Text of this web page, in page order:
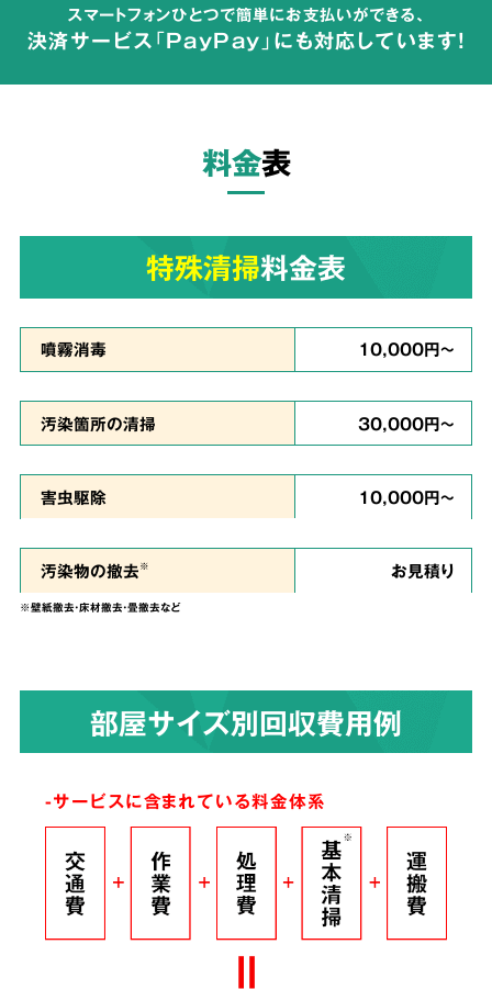
が広がらないよう配慮して体液や汚物の汚れを
ご依頼者様の気持ちに
対応
真心を
込めて対応
私たちは、
ご依頼者様のお気持ちに寄り添い、
いで誠心誠意を尽くして作業させていただきま
す。
染みついたあらゆる臭いも
解決！完全脱臭除去保証
根こそぎ
脱臭
スマートフォンひとつで簡単にお支払いができる、
決済サービス「PayPay」にも対応しています!
料金表
特殊清掃料金表
噴霧消毒 10,000円～
汚染箇所の清掃 30,000円～
害虫駆除 10,000円～
汚染物の撤去※ お見積り
※壁紙撤去・床材撤去・畳撤去など
部屋サイズ別回収費用例
-サービスに含まれている料金体系